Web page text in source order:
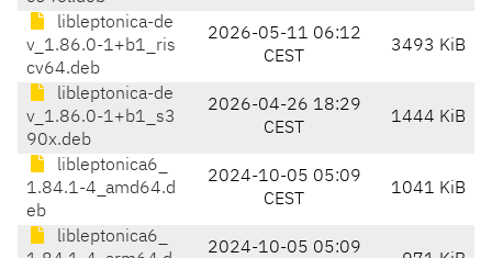
libleptonica-de
v_1.86.0-1+b1_ris
cv64.deb
2026-05-11 06:12
CEST
3493 KiB
libleptonica-de
v_1.86.0-1+b1_s3
90x.deb
2026-04-26 18:29
CEST
1444 KiB
libleptonica6_
1.84.1-4_amd64.d
eb
2024-10-05 05:09
CEST
1041 KiB
libleptonica6_
2024-10-05 05:09